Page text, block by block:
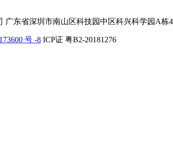
广东省深圳市南山区科技园中区科兴科学园A栋
号 -8 ICP证 粤B2-20181276